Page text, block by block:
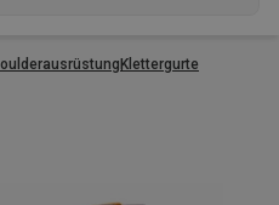
Klettergurte